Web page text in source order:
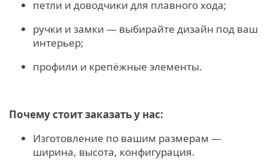
петли и доводчики для плавного хода;
ручки и замки — выбирайте дизайн под ваш
интерьер;
профили и крепёжные элементы.
Почему стоит заказать у нас:
Изготовление по вашим размерам —
ширина, высота, конфигурация.